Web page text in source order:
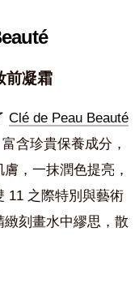
前凝霜
Clé de Peau Beauté
含珍貴保養成分，
，一抹潤色提亮，
11 之際特別與藝術
刻畫水中繆思，散